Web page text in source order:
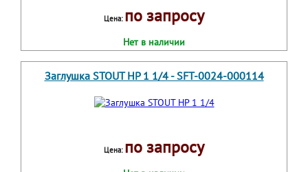
Цена: по запросу
Нет в наличии
Заглушка STOUT НР 1 1/4 - SFT-0024-000114
Цена: по запросу